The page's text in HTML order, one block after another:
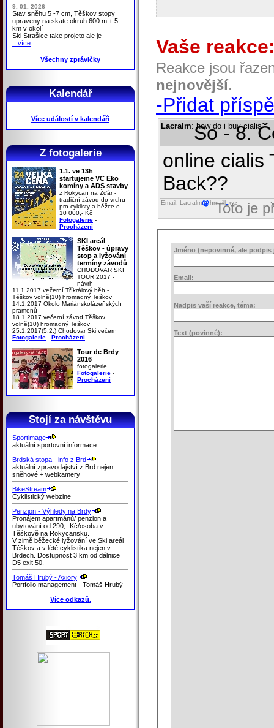
9. 01. 2026
Stav sněhu 5 -7 cm, Těškov stopy
upraveny na skate okruh 600 m + 5
km v okolí
Ski Strašice take projeto ale je
...více
Všechny zprávičky
Kalendář
Více událostí v kalendáři
Z fotogalerie
1.1. ve 13h
startujeme VC Eko
komíny a ADS stavby
z Rokycan na Žďár -
tradiční závod do vrchu
pro cyklisty a běžce o
10 000,- Kč
Fotogalerie -
Procházení
SKI areál
Těškov - úpravy
stop a lyžování
termíny závodů
CHODOVAR SKI
TOUR 2017 -
návrh
11.1.2017 večerní Tříkrálový běh -
Těškov volně(10) hromadný Teškov
14.1.2017 Okolo Mariánskolázeňských
pramenů
18.1.2017 večerní závod Těškov
volně(10) hromadný Teškov
25.1.2017(5.2.) Chodovar Ski večern
Fotogalerie - Procházení
Tour de Brdy
2016
fotogalerie
Fotogalerie -
Procházení
Stojí za návštěvu
Sportimage
aktuální sportovní informace
Brdská stopa - info z Brd
aktuální zpravodajství z Brd nejen
sněhové + webkamery
BikeStream
Cyklistický webzine
Penzion - Výhledy na Brdy
Pronájem apartmánů/ penzion a
ubytování od 290,- Kč/osoba v
Těškově na Rokycansku.
V zimě běžecké lyžování ve Ski areál
Těškov a v létě cyklistika nejen v
Brdech. Dostupnost 3 km od dálnice
D5 exit 50.
Tomáš Hrubý - Axiory
Portfolio management - Tomáš Hrubý
Více odkazů.
Vaše
Reakce jsou
nejnovější.
-Přidat
Lacralm: how do i buy cialis
So - 8.
online cialis
Back??
Email: Lacralm hmaill xyz
Toto je
Jméno (nepovinné, ale podpis
Email:
Nadpis vaší reakce, téma:
Text (povinné):